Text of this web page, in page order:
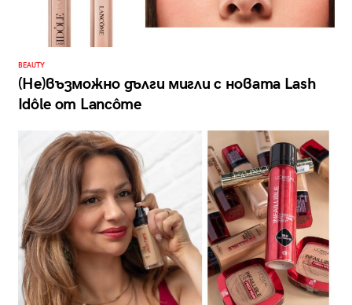
BEAUTY
(Не)възможно дълги мигли с новата Lash
Idôle от Lancôme